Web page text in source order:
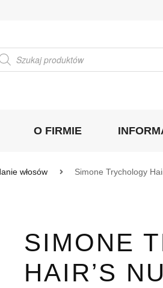
O FIRMIE
włosów Simone Trychology
SIMONE
HAIR’S